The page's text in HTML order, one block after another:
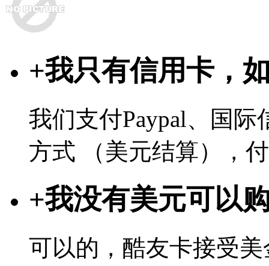
+我只有信用卡，
我们支付Paypal、国
方式 （美元结算），
+我没有美元可以
可以的，酷友卡接受